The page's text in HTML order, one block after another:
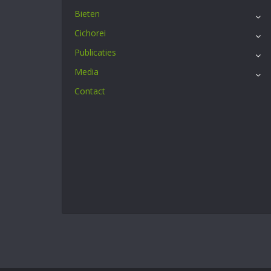
Bieten
Cichorei
Publicaties
Media
Contact